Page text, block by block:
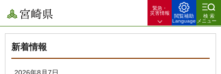
宮崎県
緊急・
災害情報
閲覧補助
Language
検索
メニュー
新着情報